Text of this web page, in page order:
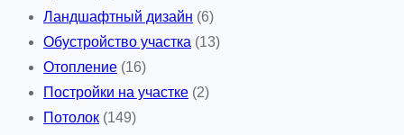
Ландшафтный дизайн (6)
Обустройство участка (13)
Отопление (16)
Постройки на участке (2)
Потолок (149)